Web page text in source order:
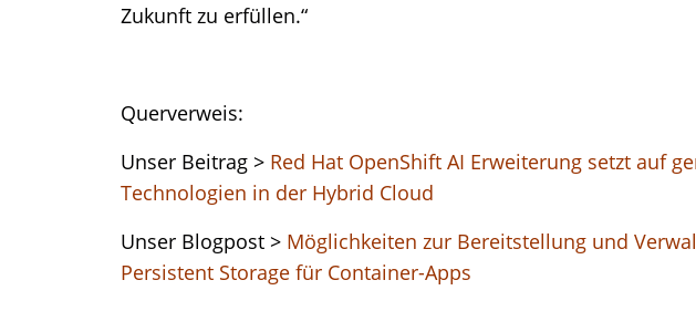
Zukunft zu erfüllen.“
Querverweis:
Unser Beitrag > Red Hat OpenShift AI Erweiterung setzt auf
Technologien in der Hybrid Cloud
Unser Blogpost > Möglichkeiten zur Bereitstellung und
Persistent Storage für Container-Apps